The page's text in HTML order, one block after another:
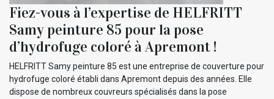
Fiez-vous à l’expertise de HELFRITT
Samy peinture 85 pour la pose
d’hydrofuge coloré à Apremont !
HELFRITT Samy peinture 85 est une entreprise de couverture pour
hydrofuge coloré établi dans Apremont depuis des années. Elle
dispose de nombreux couvreurs spécialisés dans la pose